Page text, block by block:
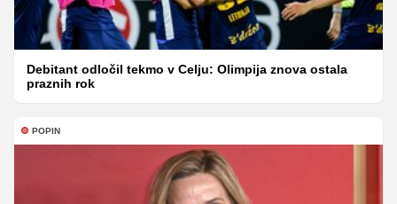
Debitant odločil tekmo v Celju: Olimpija znova ostala
praznih rok
POPIN